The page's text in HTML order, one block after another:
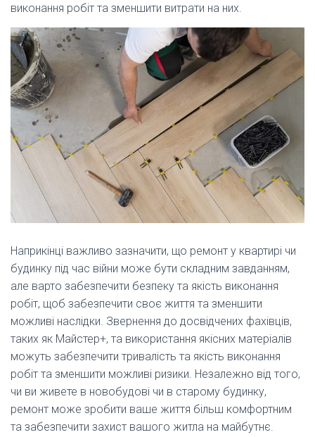
виконання робіт та зменшити витрати на них.
Наприкінці важливо зазначити, що ремонт у квартирі чи
будинку під час війни може бути складним завданням,
але варто забезпечити безпеку та якість виконання
робіт, щоб забезпечити своє життя та зменшити
можливі наслідки. Звернення до досвідчених фахівців,
таких як Майстер+, та використання якісних матеріалів
можуть забезпечити тривалість та якість виконання
робіт та зменшити можливі ризики. Незалежно від того,
чи ви живете в новобудові чи в старому будинку,
ремонт може зробити ваше життя більш комфортним
та забезпечити захист вашого житла на майбутнє.